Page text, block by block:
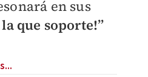
en sus
la que soporte!”